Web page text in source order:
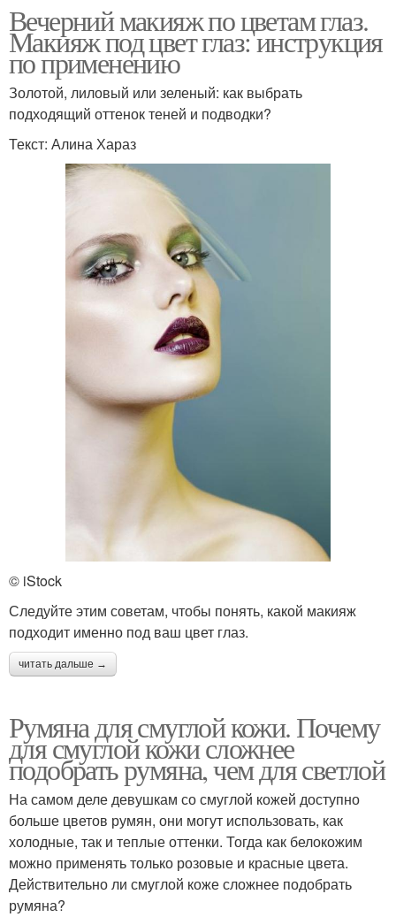
Вечерний макияж по цветам глаз.
Макияж под цвет глаз: инструкция
по применению
Золотой, лиловый или зеленый: как выбрать
подходящий оттенок теней и подводки?
Текст: Алина Хараз
© iStock
Следуйте этим советам, чтобы понять, какой макияж
подходит именно под ваш цвет глаз.
читать дальше →
Румяна для смуглой кожи. Почему
для смуглой кожи сложнее
подобрать румяна, чем для светлой
На самом деле девушкам со смуглой кожей доступно
больше цветов румян, они могут использовать, как
холодные, так и теплые оттенки. Тогда как белокожим
можно применять только розовые и красные цвета.
Действительно ли смуглой коже сложнее подобрать
румяна?